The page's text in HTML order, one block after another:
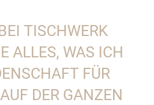
TISCHWERK
ALLES, WAS ICH
FÜR
DER GANZEN